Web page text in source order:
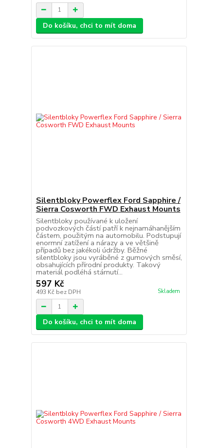
Do košíku, chci to mít doma
Silentbloky Powerflex Ford Sapphire /
Sierra Cosworth FWD Exhaust Mounts
Silentbloky používané k uložení
podvozkových částí patří k nejnamáhanějším
částem, použitým na automobilu. Podstupují
enormní zatížení a nárazy a ve většině
případů bez jakékoli údržby. Běžné
silentbloky jsou vyráběné z gumových směsí,
obsahujících přírodní produkty. Takový
materiál podléhá stárnutí...
597 Kč
493 Kč bez DPH Skladem
Do košíku, chci to mít doma